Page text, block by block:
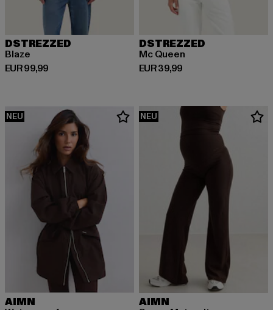
DSTREZZED
Blaze
EUR 99,99
Derzeitiger Preis: EUR 99,99
DSTREZZED
Mc Queen
EUR 39,99
Derzeitiger Preis: EUR 39,99
NEU
AIMN
NEU
AIMN